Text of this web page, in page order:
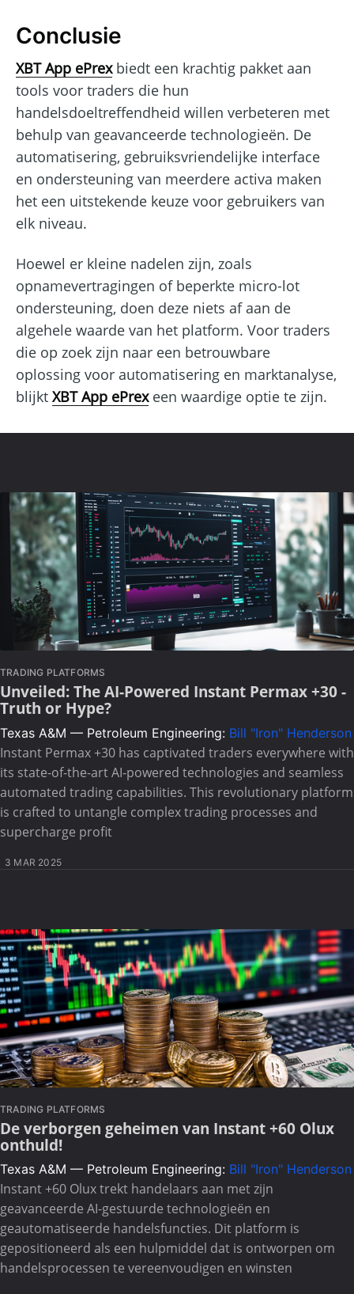
Conclusie
XBT App ePrexbiedt een krachtig pakket aan
tools voor traders die hun
handelsdoeltreffendheid willen verbeteren met
behulp van geavanceerde technologieën. De
automatisering, gebruiksvriendelijke interface
en ondersteuning van meerdere activa maken
het een uitstekende keuze voor gebruikers van
elk niveau.
Hoewel er kleine nadelen zijn, zoals
opnamevertragingen of beperkte micro-lot
ondersteuning, doen deze niets af aan de
algehele waarde van het platform. Voor traders
die op zoek zijn naar een betrouwbare
oplossing voor automatisering en marktanalyse,
blijkt XBT App ePrexeen waardige optie te zijn.
TRADING PLATFORMS
Unveiled: The AI-Powered Instant Permax +30 -
Truth or Hype?
Texas A&M — Petroleum Engineering: Bill "Iron" Henderson
Instant Permax +30 has captivated traders everywhere with
its state-of-the-art AI-powered technologies and seamless
automated trading capabilities. This revolutionary platform
is crafted to untangle complex trading processes and
supercharge profit
3 MAR 2025
TRADING PLATFORMS
De verborgen geheimen van Instant +60 Olux
onthuld!
Texas A&M — Petroleum Engineering: Bill "Iron" Henderson
Instant +60 Olux trekt handelaars aan met zijn
geavanceerde AI-gestuurde technologieën en
geautomatiseerde handelsfuncties. Dit platform is
gepositioneerd als een hulpmiddel dat is ontworpen om
handelsprocessen te vereenvoudigen en winsten